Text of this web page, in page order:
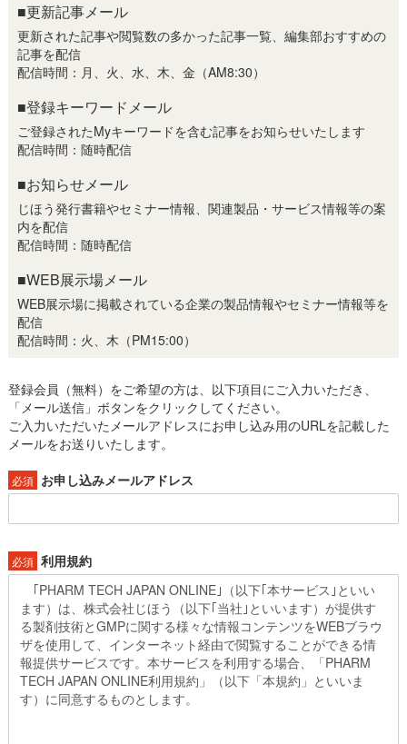
■更新記事メール
更新された記事や閲覧数の多かった記事一覧、編集部おすすめの
記事を配信
配信時間：月、火、水、木、金（AM8:30）
■登録キーワードメール
ご登録されたMyキーワードを含む記事をお知らせいたします
配信時間：随時配信
■お知らせメール
じほう発行書籍やセミナー情報、関連製品・サービス情報等の案
内を配信
配信時間：随時配信
■WEB展示場メール
WEB展示場に掲載されている企業の製品情報やセミナー情報等を
配信
配信時間：火、木（PM15:00）
登録会員（無料）をご希望の方は、以下項目にご入力いただき、
「メール送信」ボタンをクリックしてください。
ご入力いただいたメールアドレスにお申し込み用のURLを記載した
メールをお送りいたします。
必須 お申し込みメールアドレス
必須 利用規約